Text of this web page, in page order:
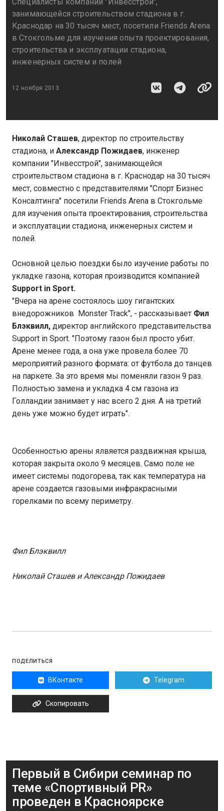
занимающейся строительством стадиона в г.
Краснодар на 30 тысяч мест, посетили Friends Arena
в Стокгольме для изучения опыта проектирования,
строительства и эксплуатации стадиона,
инженерных систем и полей
12 ноября 2013
Николай Сташев, директор по строительству
стадиона, и Александр Пожидаев, инженер
компании "Инвесстрой", занимающейся
строительством стадиона в г. Краснодар на 30 тысяч
мест, совместно с представителями "Спорт Бизнес
Консалтинга" посетили Friends Arena в Стокгольме
для изучения опыта проектирования, строительства
и эксплуатации стадиона, инженерных систем и
полей.
Основной целью поездки было изучение работы по
укладке газона, которая производится компанией
Support in Sport.
"Вчера на арене состоялось шоу гигантских
внедорожников Monster Track", - рассказывает Фил
Блэквилл, директор английского представительства
Support in Sport. "Поэтому газон был просто убит.
Арене менее года, а она уже провела более 70
мероприятий разного формата: от футбола до танцев
на паркете. За это время мы поменяли газон 9 раз.
Полностью замена и укладка 4 см газона из
Голландии занимает у нас всего 2 дня. А на третий
день уже можно будет играть".
Особенностью арены ялвяется раздвижная крыша,
которая закрыта около 9 месяцев. Само поле не
имеет системы подогорева, так как температура на
арене создается газовыми инфракрасными
горелками по всему периметру.
Фил Блэквилл
Николай Сташев и Александр Пожидаев
ПОДЕЛИТЬСЯ
ВКонтакте Telegram
Скопировать
Первый в Сибири семинар по
теме «Спортивный PR»
проведен в Красноярске